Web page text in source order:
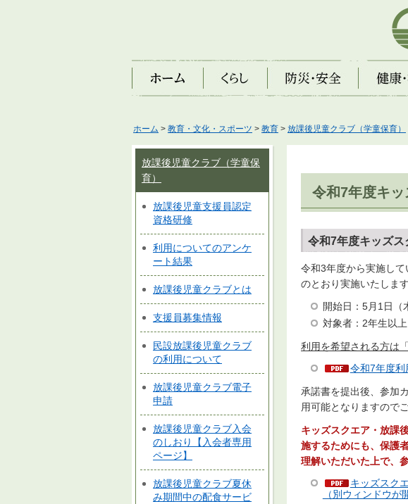
芦
ホーム くらし 防災・安全 健康・福祉
ホーム > 教育・文化・スポーツ > 教育 > 放課後児童クラブ（学童保育）
放課後児童クラブ（学童保
育）
放課後児童支援員認定
資格研修
利用についてのアンケ
ート結果
放課後児童クラブとは
支援員募集情報
民設放課後児童クラブ
の利用について
放課後児童クラブ電子
申請
放課後児童クラブ入会
のしおり【入会者専用
ページ】
放課後児童クラブ夏休
み期間中の配食サービ
令和7年度キ
令和7年度キッズ
令和3年度から実施し
のとおり実施いたします
開始日：5月1日（
対象者：2年生以上
利用を希望される方は
令和7年度利
承諾書を提出後、参加
用可能となりますので
キッズスクエア・放課
施するためにも、保護
理解いただいた上で、
キッズスク
（別ウィンドウが